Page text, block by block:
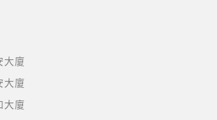
大廈
大廈
大廈